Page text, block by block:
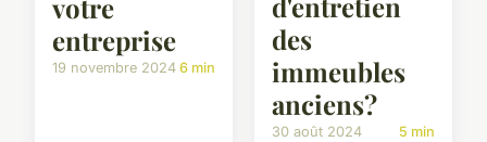
votre
entreprise
19 novembre 2024 6 min
des
immeubles
anciens?
30 août 2024 5 min